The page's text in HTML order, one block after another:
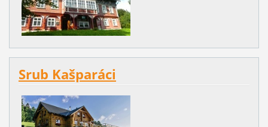
Srub Kašparáci